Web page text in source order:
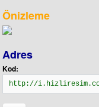
profilini görüntüle
Önizleme
Adres
Kod:
http://